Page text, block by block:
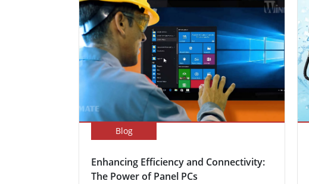
Blog
Enhancing Efficiency and Connectivity:
The Power of Panel PCs